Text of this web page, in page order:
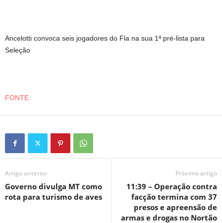
Ancelotti convoca seis jogadores do Fla na sua 1ª pré-lista para
Seleção
FONTE
Artigo anterior
Governo divulga MT como
rota para turismo de aves
Próximo artigo
11:39 – Operação contra
facção termina com 37
presos e apreensão de
armas e drogas no Nortão